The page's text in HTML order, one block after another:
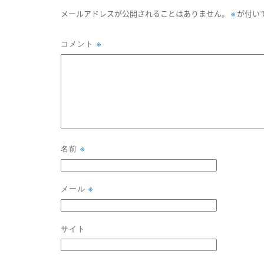
メールアドレスが公開されることはありません。 ※ が付い
コメント※
名前※
メール※
サイト